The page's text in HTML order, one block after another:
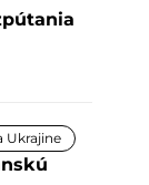
Ukrajine